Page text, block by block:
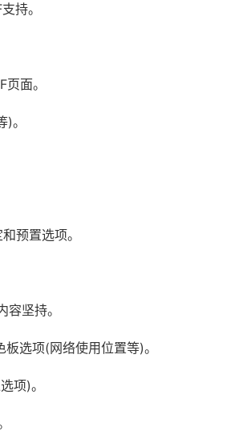
支持。
页面。
等)。
和预置选项。
内容坚持。
板选项(网络使用位置等)。
选项)。
。